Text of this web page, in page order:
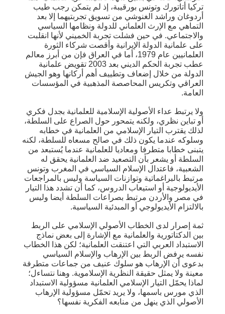
تركيا أتاتورك وتونس بورقيبة، إذ لم يتمكن رجب طيب
أردوغان وراشد الغنوشي من تسويق تجربتيهما إلا بعد
التماهي مع الإرث العلماني للدولة ونظامها السياسي
والاجتماعي. في حين فشلت تجربة الخميني لأنها انقلبت
على علمانية الدولة الإيرانية وأقصت شركاء الثورة
العلمانيين عام 1979، أما في العراق فإن من أبرز معالم
عطب تجربة الحكم الديني بعد 2003 تقويض علمانية
الدولة من خلال إضعاف وتطييف أهم أركانها وهو الجيش
العراقي وتكريس المحاصصة المذهبية في المؤسسات
العامة.
ولا يرتبط عداء الأصولية الإسلامية للعلمانية بجدل فكري
أو تباين نظري، ولكنه يتمحور حول الصراع على السلطة،
لذلك يقترب التيار الإسلامي من العلمانية في خطابه
وسلوكه عندما يكون ذلك في صالح مسعاه للسلطة، لكنه
يتبنى خطابا متطرفا ومعاديا للعلمانية عندما يُستبعد من
السلطة أو يشعر بأن التصعيد ضد العلمانية يحقق له
الشعبية، فاعتدال الإسلام السياسي في المغرب وتونس
مرتبط بالبراغماتية وتوازنات السياسة وليس بالمراجعات
الأيديولوجية أو استيعاب الدروس، كما أن تشدد هذا التيار
في مصر والأردن مرتبط بصراعات السلطة أيضا وليس
بالالتزام الأيديولوجي أو المبدئية السياسية.
ثمة إصرار لدى الخطاب الأصولي الإسلامي على الربط
بين الدكتاتورية والعلمانية مع الإشارة إلى بعض نماذج
الاستبداد العربي التي اعتنقت العلمانية؛ لكن هذا الخطاب
نفسه يرفض الربط بين الإرهاب والإسلام السياسي
بدعوى أن الإرهاب هو سلوك عنيف من جماعات متطرفة
معينة ولا يمثل حقيقة النظرية الإسلاموية. وهنا نتساءل؛
لماذا يحمّل التيار الإسلامي العلمانية مسؤولية الاستبداد
الذي مورس باسمها، ولا يريد تحمّل مسؤولية الإرهاب
الأصولي الذي ينهل من منابعه الفكرية نفسها؟